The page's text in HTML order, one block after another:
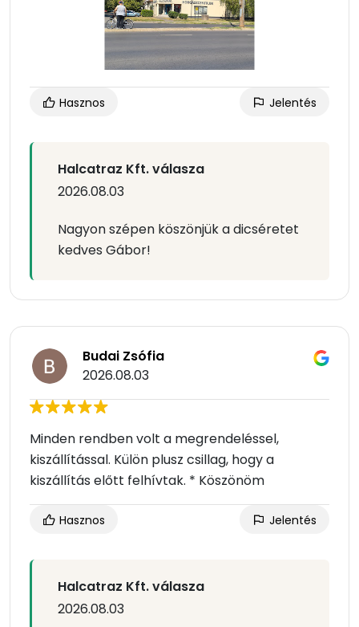
Hasznos Jelentés
Halcatraz Kft. válasza
2026.08.03
Nagyon szépen köszönjük a dicséretet
kedves Gábor!
Budai Zsófia
2026.08.03
Minden rendben volt a megrendeléssel,
kiszállítással. Külön plusz csillag, hogy a
kiszállítás előtt felhívtak. * Köszönöm
Hasznos Jelentés
Halcatraz Kft. válasza
2026.08.03